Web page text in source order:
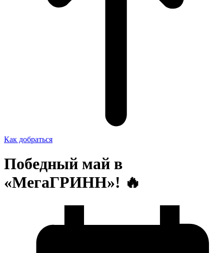
Как добраться
Победный май в
«МегаГРИНН»! 🔥